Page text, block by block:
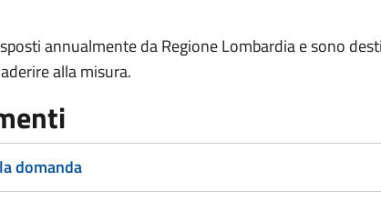
annualmente da Regione Lombardia e sono
alla misura.
domanda